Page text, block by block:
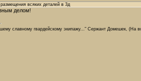
всяких деталей в 3д
делом!
славному гвардейскому экипажу..." Сержант Домешек, (На